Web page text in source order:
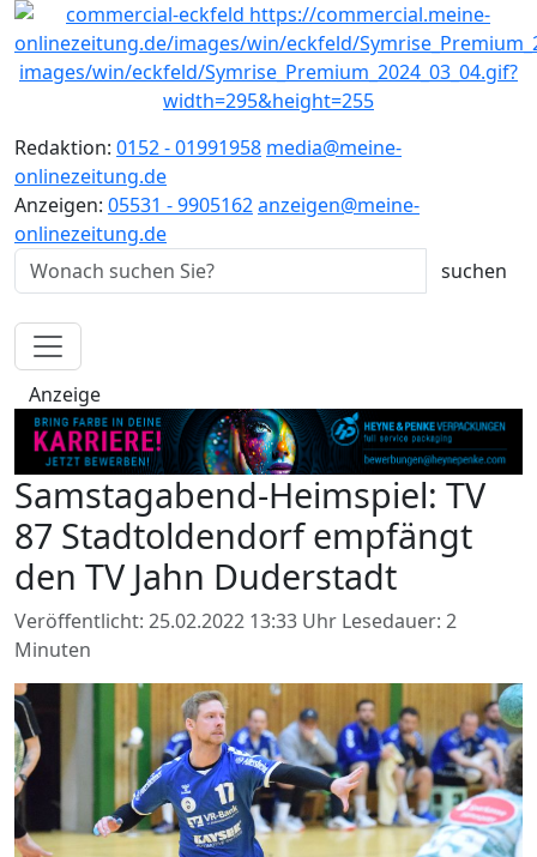
Redaktion: 0152 - 01991958 media@meine-
onlinezeitung.de
Anzeigen: 05531 - 9905162anzeigen@meine-
onlinezeitung.de
Anzeige
Samstagabend-Heimspiel: TV
87 Stadtoldendorf empfängt
den TV Jahn Duderstadt
Veröffentlicht: 25.02.2022 13:33 Uhr Lesedauer: 2
Minuten